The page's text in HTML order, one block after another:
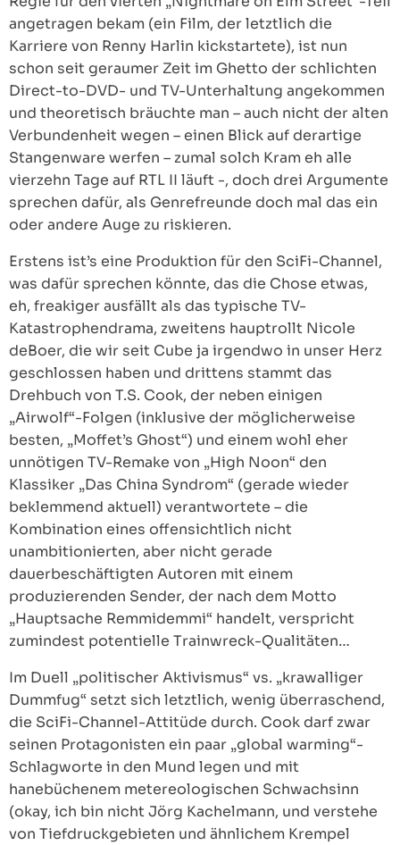
angetragen bekam (ein Film, der letztlich die
Karriere von Renny Harlin kickstartete), ist nun
schon seit geraumer Zeit im Ghetto der schlichten
Direct-to-DVD- und TV-Unterhaltung angekommen
und theoretisch bräuchte man – auch nicht der alten
Verbundenheit wegen – einen Blick auf derartige
Stangenware werfen – zumal solch Kram eh alle
vierzehn Tage auf RTL II läuft -, doch drei Argumente
sprechen dafür, als Genrefreunde doch mal das ein
oder andere Auge zu riskieren.
Erstens ist’s eine Produktion für den SciFi-Channel,
was dafür sprechen könnte, das die Chose etwas,
eh, freakiger ausfällt als das typische TV-
Katastrophendrama, zweitens hauptrollt Nicole
deBoer, die wir seit Cube ja irgendwo in unser Herz
geschlossen haben und drittens stammt das
Drehbuch von T.S. Cook, der neben einigen
„Airwolf“-Folgen (inklusive der möglicherweise
besten, „Moffet’s Ghost“) und einem wohl eher
unnötigen TV-Remake von „High Noon“ den
Klassiker „Das China Syndrom“ (gerade wieder
beklemmend aktuell) verantwortete – die
Kombination eines offensichtlich nicht
unambitionierten, aber nicht gerade
dauerbeschäftigten Autoren mit einem
produzierenden Sender, der nach dem Motto
„Hauptsache Remmidemmi“ handelt, verspricht
zumindest potentielle Trainwreck-Qualitäten…
Im Duell „politischer Aktivismus“ vs. „krawalliger
Dummfug“ setzt sich letztlich, wenig überraschend,
die SciFi-Channel-Attitüde durch. Cook darf zwar
seinen Protagonisten ein paar „global warming“-
Schlagworte in den Mund legen und mit
hanebüchenem metereologischen Schwachsinn
(okay, ich bin nicht Jörg Kachelmann, und verstehe
von Tiefdruckgebieten und ähnlichem Krempel